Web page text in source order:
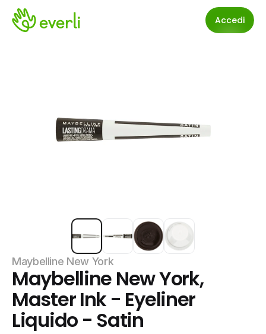
Accedi
Maybelline New York
Maybelline New York,
Master Ink - Eyeliner
Liquido - Satin